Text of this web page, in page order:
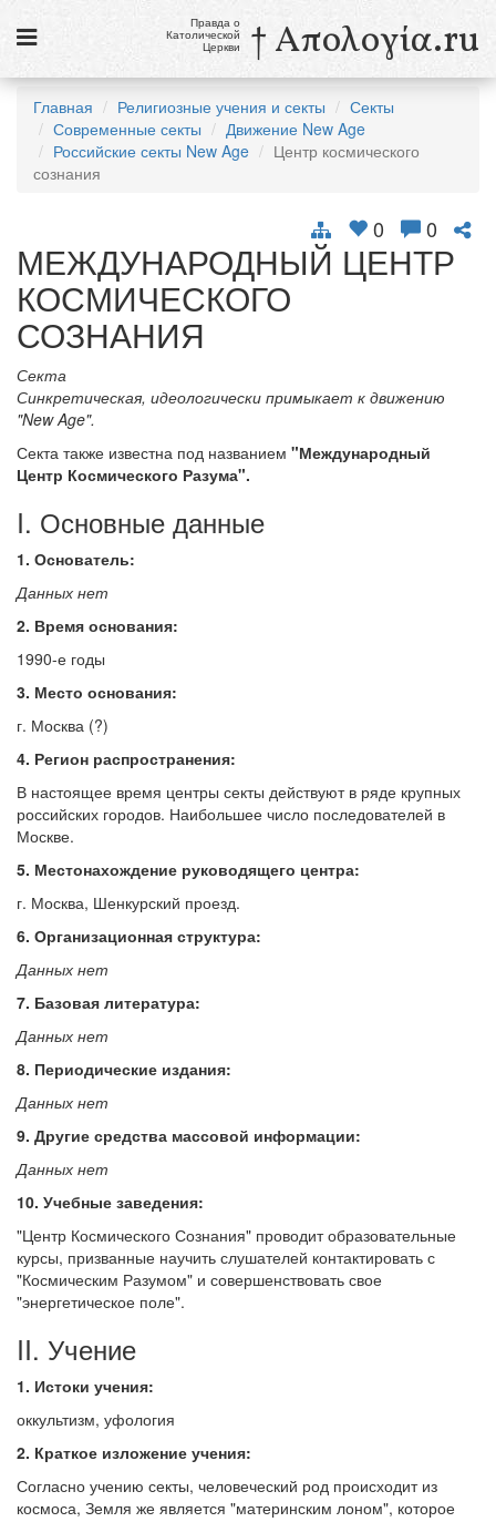
Новости
Католики в России
Викторины
Ссылки
9 августа
Св. Тереза Бенедикта Креста, дева и мученица
см. календарь
Обратная связь
mail@apologia.ru
Вход
Правда о
Католической
Церкви † Απολογία.ru
Главная Религиозные учения и секты
Секты
Современные секты
Движение New Age
Российские секты New Age
Центр космического
сознания
0 0
МЕЖДУНАРОДНЫЙ ЦЕНТР
КОСМИЧЕСКОГО
СОЗНАНИЯ
Секта
Синкретическая, идеологически примыкает к движению
"New Age".
Секта также известна под названием "Международный
Центр Космического Разума".
I. Основные данные
1. Основатель:
Данных нет
2. Время основания:
1990-е годы
3. Место основания:
г. Москва (?)
4. Регион распространения:
В настоящее время центры секты действуют в ряде крупных
российских городов. Наибольшее число последователей в
Москве.
5. Местонахождение руководящего центра:
г. Москва, Шенкурский проезд.
6. Организационная структура:
Данных нет
7. Базовая литература:
Данных нет
8. Периодические издания:
Данных нет
9. Другие средства массовой информации:
Данных нет
10. Учебные заведения:
"Центр Космического Сознания" проводит образовательные
курсы, призванные научить слушателей контактировать с
"Космическим Разумом" и совершенствовать свое
"энергетическое поле".
II. Учение
1. Истоки учения:
оккультизм, уфология
2. Краткое изложение учения:
Согласно учению секты, человеческий род происходит из
космоса, Земля же является "материнским лоном", которое